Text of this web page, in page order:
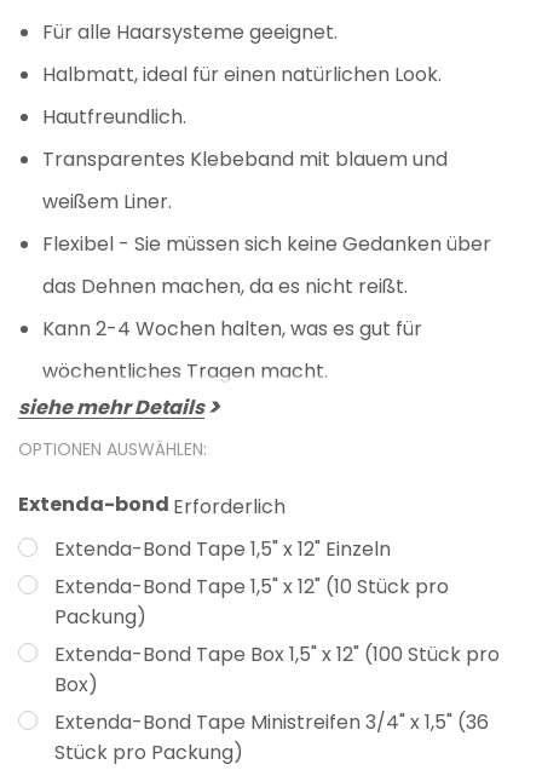
Für alle Haarsysteme geeignet.
Halbmatt, ideal für einen natürlichen Look.
Hautfreundlich.
Transparentes Klebeband mit blauem und
weißem Liner.
Flexibel - Sie müssen sich keine Gedanken über
das Dehnen machen, da es nicht reißt.
Kann 2-4 Wochen halten, was es gut für
wöchentliches Tragen macht.
siehe mehr Details
OPTIONEN AUSWÄHLEN:
Extenda-bond Erforderlich
Extenda-Bond Tape 1,5" x 12" Einzeln
Extenda-Bond Tape 1,5" x 12" (10 Stück pro
Packung)
Extenda-Bond Tape Box 1,5" x 12" (100 Stück pro
Box)
Extenda-Bond Tape Ministreifen 3/4" x 1,5" (36
Stück pro Packung)